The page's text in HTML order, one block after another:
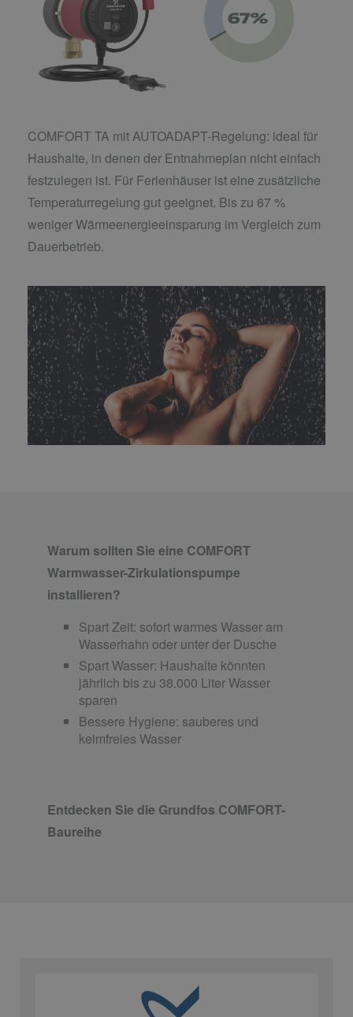
COMFORT TA mit AUTOADAPT-Regelung: ideal für
Haushalte, in denen der Entnahmeplan nicht einfach
festzulegen ist. Für Ferienhäuser ist eine zusätzliche
Temperaturregelung gut geeignet. Bis zu 67 %
weniger Wärmeenergieeinsparung im Vergleich zum
Dauerbetrieb.
Warum sollten Sie eine COMFORT
Warmwasser-Zirkulationspumpe
installieren?
Spart Zeit: sofort warmes Wasser am
Wasserhahn oder unter der Dusche
Spart Wasser: Haushalte könnten
jährlich bis zu 38.000 Liter Wasser
sparen
Bessere Hygiene: sauberes und
keimfreies Wasser
Entdecken Sie die Grundfos COMFORT-
Baureihe